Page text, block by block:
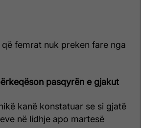
femrat nuk preken fare nga
pasqyrën e gjakut
kanë konstatuar se si gjatë
në lidhje apo martesë